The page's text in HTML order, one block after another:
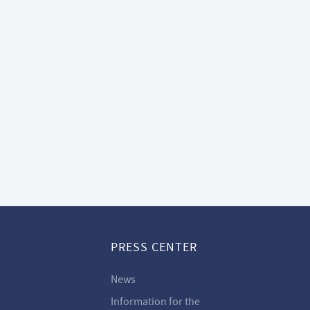
PRESS CENTER
News
Information for the